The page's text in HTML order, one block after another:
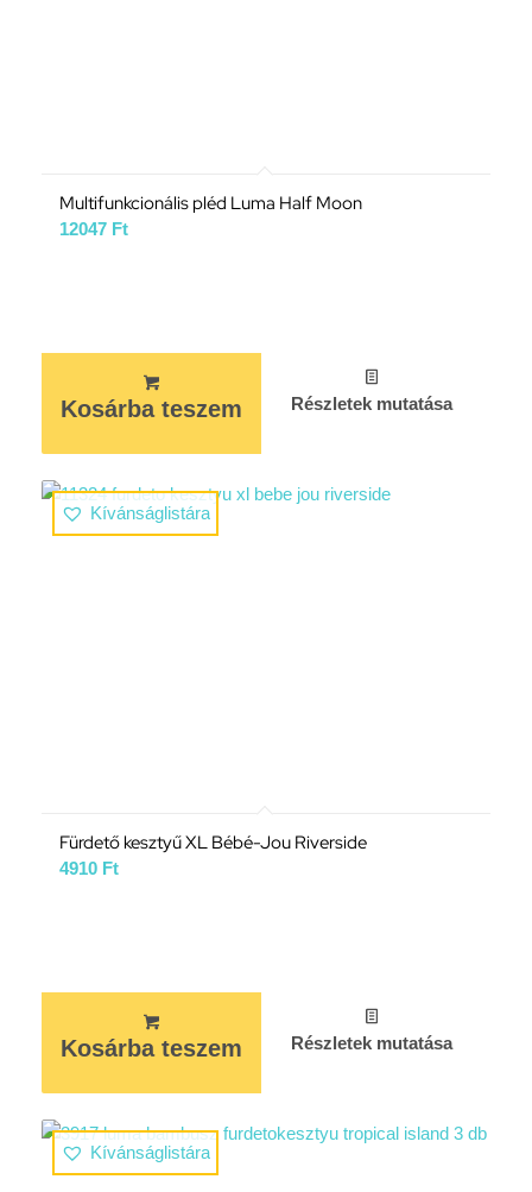
Multifunkcionális pléd Luma Half Moon
12047 Ft
Kosárba teszem Részletek mutatása
Kívánságlistára
Fürdető kesztyű XL Bébé-Jou Riverside
4910 Ft
Kosárba teszem Részletek mutatása
Kívánságlistára